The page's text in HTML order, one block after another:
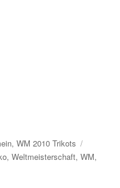
,WM 2010 Trikots
,Weltmeisterschaft,WM,